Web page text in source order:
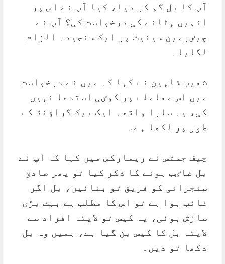
آپ کا بل گم کر دیا، کیا آپ نے اس پر
انہیں ہٹانے کی درخواست کی؟ آپ نے
چیٸرمین سینیٹ پر ایک سنجیدہ الزام
لگایا۔
شعیب شاہین نے کہا کہ میں نے درخواست
میں اس معاملے پر کوٸی استدعا نہیں
کی، یہ سارا واقعہ ایک بیک گراؤنڈ کے
طور پر لکھا ہے۔
چیف جسٹس نے ریمارکس میں کہا کہ آپ نے
بل غاٸب ہونے کا ذکر کیا تو پھر صادق
سنجرانی کو فریق تو بنائیں، بل اگر
غائب ہوا ہے تو اس کا مطلب ہے بہت بڑی
سازش ہوئی، یہ کیس تو لاپتہ افراد سے
لاپتہ بل کا کیس بن گیا ہے، ہمیں وہ بل
دکھا تو دیں۔